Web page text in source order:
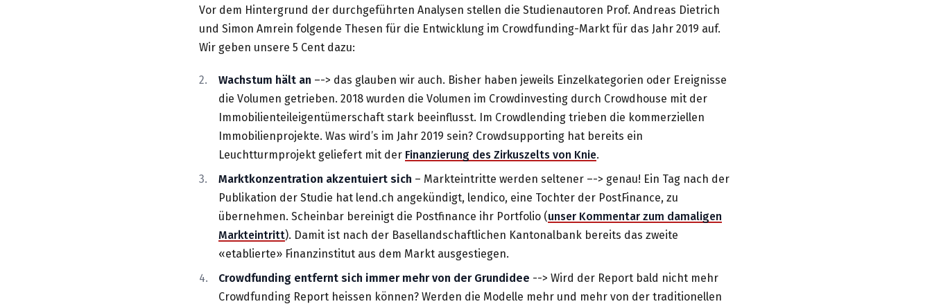
Vor dem Hintergrund der durchgeführten Analysen stellen die Studienautoren Prof. Andreas Dietrich
und Simon Amrein folgende Thesen für die Entwicklung im Crowdfunding-Markt für das Jahr 2019 auf.
Wir geben unsere 5 Cent dazu:
Wachstum hält an –-> das glauben wir auch. Bisher haben jeweils Einzelkategorien oder Ereignisse
die Volumen getrieben. 2018 wurden die Volumen im Crowdinvesting durch Crowdhouse mit der
Immobilienteileigentümerschaft stark beeinflusst. Im Crowdlending trieben die kommerziellen
Immobilienprojekte. Was wird’s im Jahr 2019 sein? Crowdsupporting hat bereits ein
Leuchtturmprojekt geliefert mit der Finanzierung des Zirkuszelts von Knie.
Marktkonzentration akzentuiert sich – Markteintritte werden seltener –-> genau! Ein Tag nach der
Publikation der Studie hat lend.ch angekündigt, lendico, eine Tochter der PostFinance, zu
übernehmen. Scheinbar bereinigt die Postfinance ihr Portfolio (unser Kommentar zum damaligen
Markteintritt). Damit ist nach der Basellandschaftlichen Kantonalbank bereits das zweite
«etablierte» Finanzinstitut aus dem Markt ausgestiegen.
Crowdfunding entfernt sich immer mehr von der Grundidee --> Wird der Report bald nicht mehr
Crowdfunding Report heissen können? Werden die Modelle mehr und mehr von der traditionellen